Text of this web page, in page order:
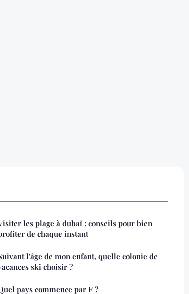
les plage à dubaï : conseils pour bien
de chaque instant
l'âge de mon enfant, quelle colonie de
ski choisir ?
pays commence par F ?